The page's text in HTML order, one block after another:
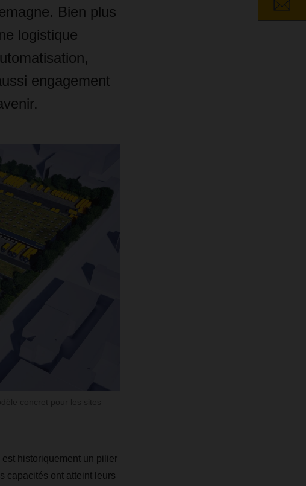
Bien plus
logistique
engagement
historiquement un pilier
capacités ont atteint leurs